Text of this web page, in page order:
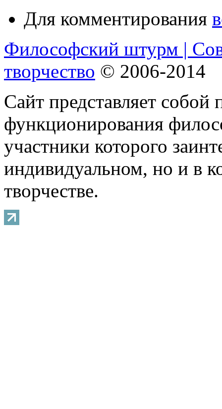
Для комментирования
Философский штурм |
творчество © 2006-2014
Сайт представляет собой
функционирования
участники которого
индивидуальном, но и в
творчестве.